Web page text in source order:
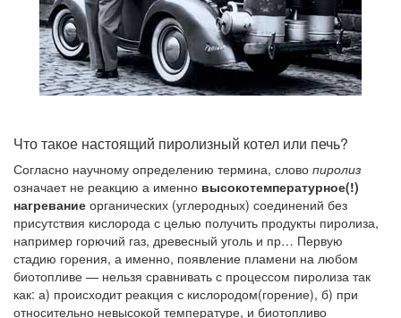
Что такое настоящий пиролизный котел или печь?
Согласно научному определению термина, слово пиролиз
означает не реакцию а именно высокотемпературное(!)
нагревание органических (углеродных) соединений без
присутствия кислорода с целью получить продукты пиролиза,
например горючий газ, древесный уголь и пр… Первую
стадию горения, а именно, появление пламени на любом
биотопливе — нельзя сравнивать с процессом пиролиза так
как: а) происходит реакция с кислородом(горение), б) при
относительно невысокой температуре, и биотопливо